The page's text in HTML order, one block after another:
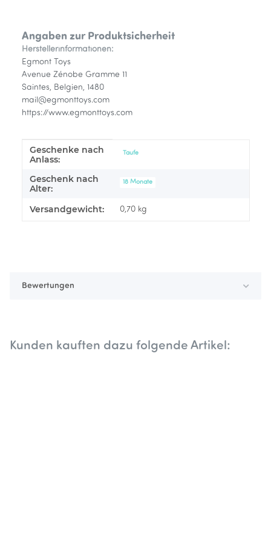
Angaben zur Produktsicherheit
Herstellerinformationen:
Egmont Toys
Avenue Zénobe Gramme 11
Saintes, Belgien, 1480
mail@egmonttoys.com
https://www.egmonttoys.com
Produkteigenschaft
Wert
Geschenke nach
Anlass:
Taufe
Geschenk nach
Alter:
18 Monate
Versandgewicht: 0,70 kg
Bewertungen
Kunden kauften dazu folgende Artikel: